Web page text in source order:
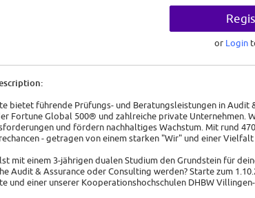
or Login
bietet führende Prüfungs- und Beratungsleistungen in Audit
Fortune Global 500® und zahlreiche private Unternehmen.
und fördern nachhaltiges Wachstum. Mit rund
- getragen von einem starken "Wir" und einer
mit einem 3-jährigen dualen Studium den Grundstein für
Audit & Assurance oder Consulting werden? Starte zum
und einer unserer Kooperationshochschulen DHBW